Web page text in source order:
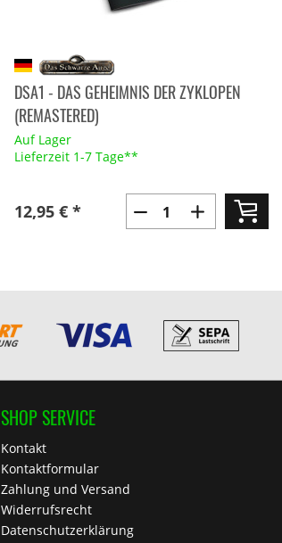
DSA1 - DAS GEHEIMNIS DER ZYKLOPEN
(REMASTERED)
Auf Lager
Lieferzeit 1-7 Tage**
12,95 € *
SHOP SERVICE
Kontakt
Kontaktformular
Zahlung und Versand
Widerrufsrecht
Datenschutzerklärung